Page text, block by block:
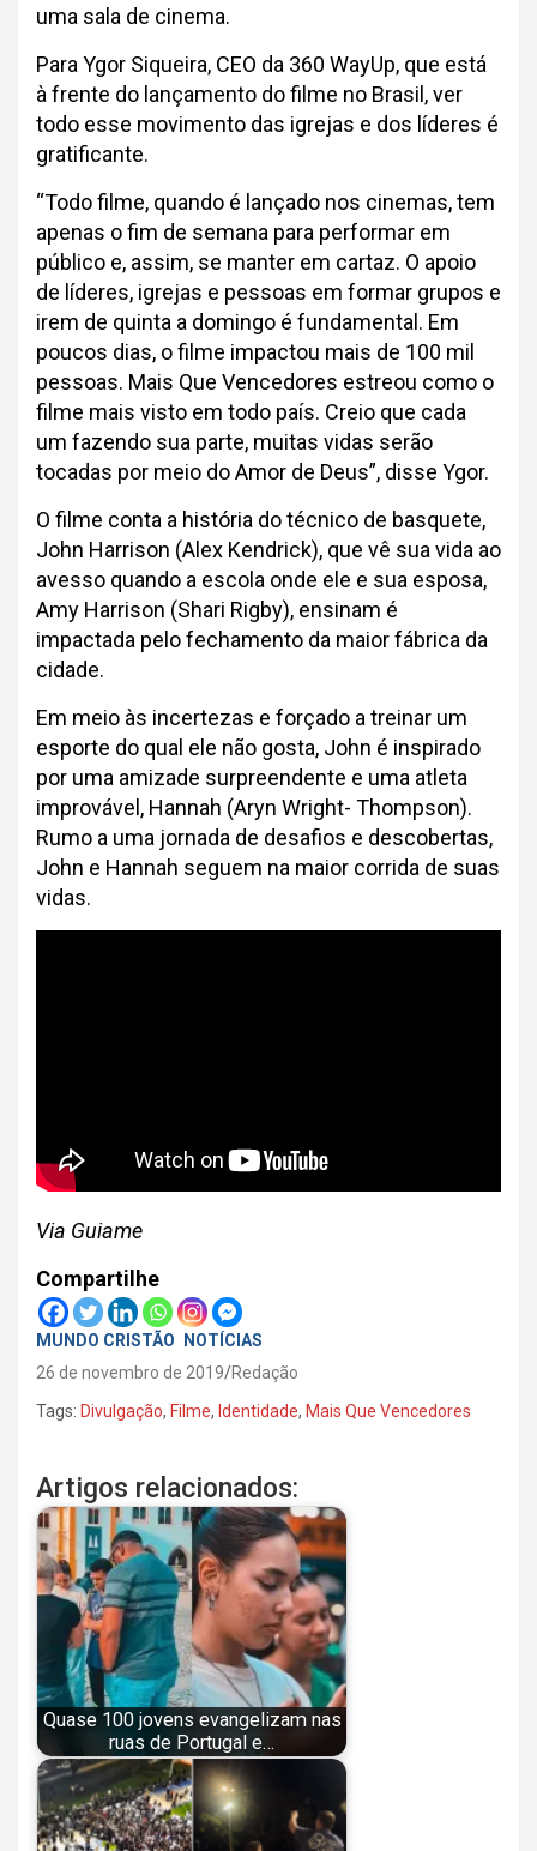
uma sala de cinema.
Para Ygor Siqueira, CEO da 360 WayUp, que está
à frente do lançamento do filme no Brasil, ver
todo esse movimento das igrejas e dos líderes é
gratificante.
“Todo filme, quando é lançado nos cinemas, tem
apenas o fim de semana para performar em
público e, assim, se manter em cartaz. O apoio
de líderes, igrejas e pessoas em formar grupos e
irem de quinta a domingo é fundamental. Em
poucos dias, o filme impactou mais de 100 mil
pessoas. Mais Que Vencedores estreou como o
filme mais visto em todo país. Creio que cada
um fazendo sua parte, muitas vidas serão
tocadas por meio do Amor de Deus”, disse Ygor.
O filme conta a história do técnico de basquete,
John Harrison (Alex Kendrick), que vê sua vida ao
avesso quando a escola onde ele e sua esposa,
Amy Harrison (Shari Rigby), ensinam é
impactada pelo fechamento da maior fábrica da
cidade.
Em meio às incertezas e forçado a treinar um
esporte do qual ele não gosta, John é inspirado
por uma amizade surpreendente e uma atleta
improvável, Hannah (Aryn Wright- Thompson).
Rumo a uma jornada de desafios e descobertas,
John e Hannah seguem na maior corrida de suas
vidas.
Via Guiame
Compartilhe
MUNDO CRISTÃO
NOTÍCIAS
26 de novembro de 2019 Redação
Tags: Divulgação, Filme, Identidade, Mais Que Vencedores
Artigos relacionados:
Quase 100 jovens evangelizam nas
ruas de Portugal e…